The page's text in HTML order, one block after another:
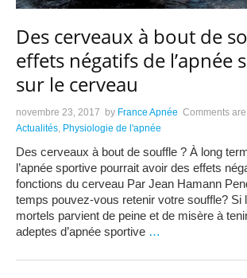
Des cerveaux à bout de
effets négatifs de l’apnée
sur le cerveau
novembre 23, 2017 by France Apnée Comments
Actualités, Physiologie de l'apnée
Des cerveaux à bout de souffle ? À long
l’apnée sportive pourrait avoir des effets
fonctions du cerveau Par Jean Hamann
temps pouvez-vous retenir votre souffle? Si
mortels parvient de peine et de misère à
adeptes d’apnée sportive …